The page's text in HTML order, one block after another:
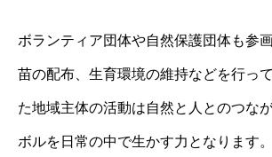
ボランティア団体や自然保護団体も参
苗の配布、生育環境の維持などを行っ
た地域主体の活動は自然と人とのつな
ボルを日常の中で生かす力となります。